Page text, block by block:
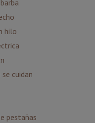
hilo
cuidan
pestañas